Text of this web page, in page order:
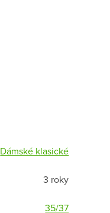
Dámské klasické
3 roky
35/37